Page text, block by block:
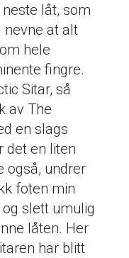
låt, som
nevne at alt
hele
fingre.
Sitar, så
av The
en slags
det en liten
også, undrer
foten min
slett umulig
låten. Her
har blitt